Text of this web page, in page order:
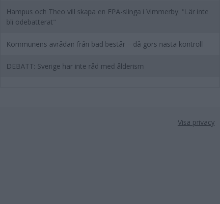
Hampus och Theo vill skapa en EPA-slinga i Vimmerby: "Lär inte
bli odebatterat"
Kommunens avrådan från bad består – då görs nästa kontroll
DEBATT: Sverige har inte råd med ålderism
Visa privacy